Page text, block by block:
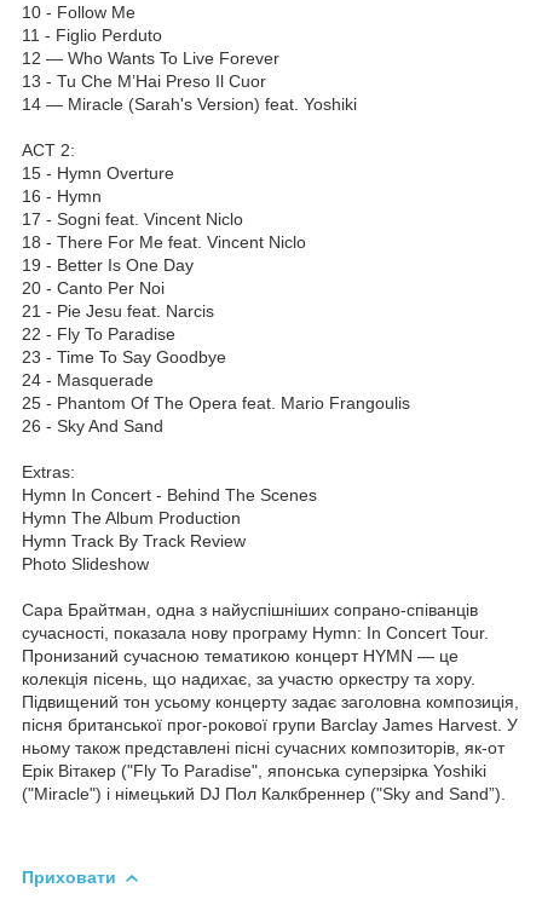
10 - Follow Me
11 - Figlio Perduto
12 — Who Wants To Live Forever
13 - Tu Che M’Hai Preso Il Cuor
14 — Miracle (Sarah's Version) feat. Yoshiki
ACT 2:
15 - Hymn Overture
16 - Hymn
17 - Sogni feat. Vincent Niclo
18 - There For Me feat. Vincent Niclo
19 - Better Is One Day
20 - Canto Per Noi
21 - Pie Jesu feat. Narcis
22 - Fly To Paradise
23 - Time To Say Goodbye
24 - Masquerade
25 - Phantom Of The Opera feat. Mario Frangoulis
26 - Sky And Sand
Extras:
Hymn In Concert - Behind The Scenes
Hymn The Album Production
Hymn Track By Track Review
Photo Slideshow
Сара Брайтман, одна з найуспішніших сопрано-співанців
сучасності, показала нову програму Hymn: In Concert Tour.
Пронизаний сучасною тематикою концерт HYMN — це
колекція пісень, що надихає, за участю оркестру та хору.
Підвищений тон усьому концерту задає заголовна композиція,
пісня британської прог-рокової групи Barclay James Harvest. У
ньому також представлені пісні сучасних композиторів, як-от
Ерік Вітакер ("Fly To Paradise", японська суперзірка Yoshiki
("Miracle") і німецький DJ Пол Калкбреннер ("Sky and Sand”).
Приховати